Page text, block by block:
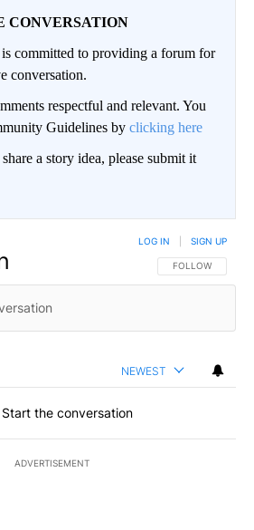
CONVERSATION
committed to providing a forum for
conversation.
respectful and relevant. You
Guidelines by clicking here
a story idea, please submit it
FOLLOW THIS
FOLLOW
LOG IN SIGN UP
NEWEST
Start the conversation
ADVERTISEMENT